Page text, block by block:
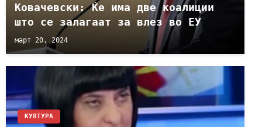
Ковачевски: Ќе има две коалиции
што се залагаат за влез во ЕУ
март 20, 2024
КУЛТУРА